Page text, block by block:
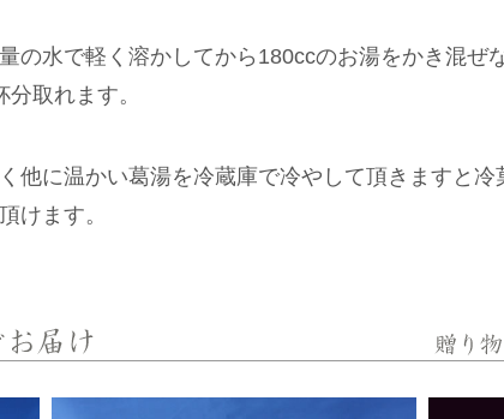
の水で軽く溶かしてから180ccのお湯をかき混ぜ
取れます。
他に温かい葛湯を冷蔵庫で冷やして頂きますと冷
けます。